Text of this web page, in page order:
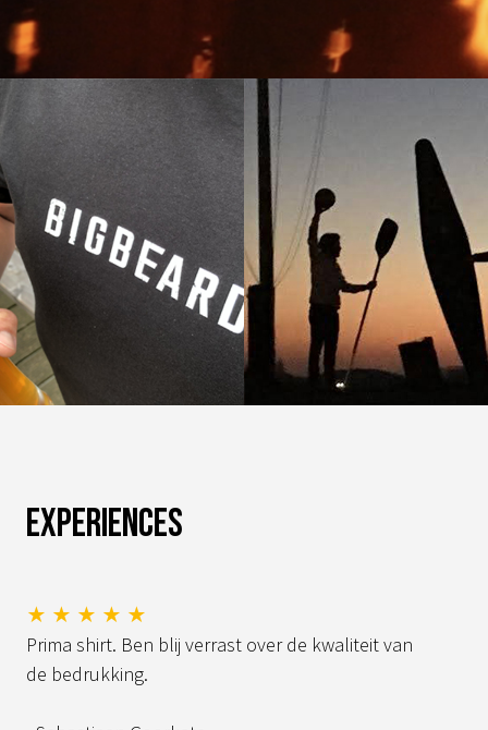
Experiences
★ ★ ★ ★ ★
Prima shirt. Ben blij verrast over de kwaliteit van
de bedrukking.